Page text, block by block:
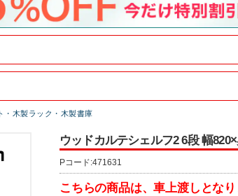
・木製ラック・木製書庫
ウッドカルテシェルフ2 6段 幅
Pコード:471631
こちらの商品は、車上渡しとなり